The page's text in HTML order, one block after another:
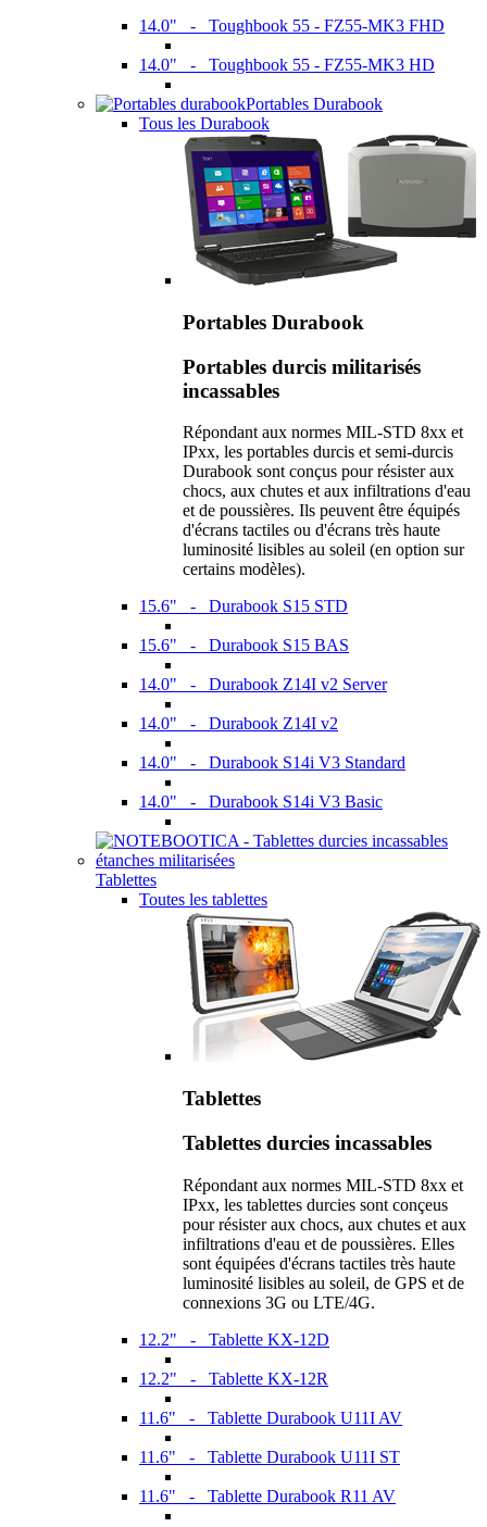
14.0" - Toughbook 55 - FZ55-MK3 FHD
14.0" - Toughbook 55 - FZ55-MK3 HD
Portables Durabook
Tous les Durabook
Portables Durabook
Portables durcis militarisés
incassables
Répondant aux normes MIL-STD 8xx et
IPxx, les portables durcis et semi-durcis
Durabook sont conçus pour résister aux
chocs, aux chutes et aux infiltrations d'eau
et de poussières. Ils peuvent être équipés
d'écrans tactiles ou d'écrans très haute
luminosité lisibles au soleil (en option sur
certains modèles).
15.6" - Durabook S15 STD
15.6" - Durabook S15 BAS
14.0" - Durabook Z14I v2 Server
14.0" - Durabook Z14I v2
14.0" - Durabook S14i V3 Standard
14.0" - Durabook S14i V3 Basic
Tablettes
Toutes les tablettes
Tablettes
Tablettes durcies incassables
Répondant aux normes MIL-STD 8xx et
IPxx, les tablettes durcies sont conçeus
pour résister aux chocs, aux chutes et aux
infiltrations d'eau et de poussières. Elles
sont équipées d'écrans tactiles très haute
luminosité lisibles au soleil, de GPS et de
connexions 3G ou LTE/4G.
12.2" - Tablette KX-12D
12.2" - Tablette KX-12R
11.6" - Tablette Durabook U11I AV
11.6" - Tablette Durabook U11I ST
11.6" - Tablette Durabook R11 AV